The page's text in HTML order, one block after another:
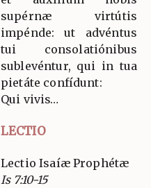
supérnæ virtútis
impénde: ut advéntus
tui consolatiónibus
sublevéntur, qui in tua
pietáte confídunt:
Qui vivis…
LECTIO
Lectio Isaíæ Prophétæ
Is 7:10-15